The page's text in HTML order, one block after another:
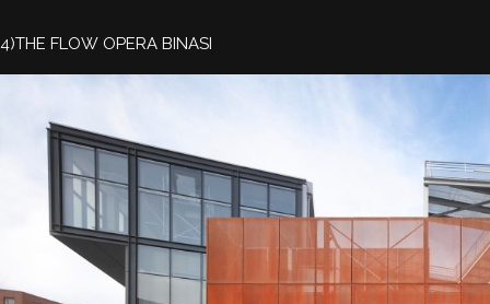
4)THE FLOW OPERA BINASI